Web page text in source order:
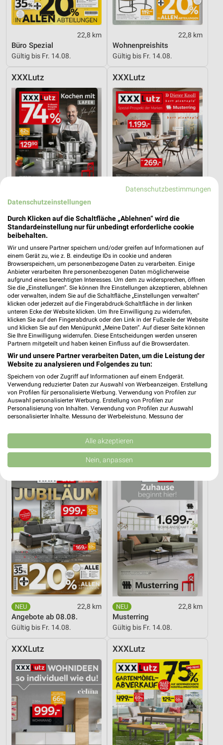
22,8 km
Büro Spezial
Gültig bis Fr. 14.08.
22,8 km
Wohnenpreishits
Gültig bis Fr. 14.08.
XXXLutz
22,8 km
Angebote ab 08.08.
Gültig bis Fr. 14.08.
XXXLutz
22,8 km
Gültig bis Fr. 21.08.
Opti Wohnwelt
22,1 km
XXXLutz
22,8 km
Gültig bis Fr. 21.08.
22,8 km
Angebote ab 08.08.
Gültig bis Fr. 14.08.
XXXLutz
22,8 km
Musterring
Gültig bis Fr. 14.08.
XXXLutz XXXLutz
Datenschutzbestimmungen
Datenschutzeinstellungen
Durch Klicken auf die Schaltfläche „Ablehnen“ wird die
Standardeinstellung nur für unbedingt erforderliche cookie
beibehalten.
Wir und unsere Partner speichern und/oder greifen auf Informationen auf
einem Gerät zu, wie z. B. eindeutige IDs in cookie und anderen
Browserspeichern, um personenbezogene Daten zu verarbeiten. Einige
Anbieter verarbeiten Ihre personenbezogenen Daten möglicherweise
aufgrund eines berechtigten Interesses. Um dem zu widersprechen, öffnen
Sie die „Einstellungen“. Sie können Ihre Einstellungen akzeptieren, ablehnen
oder verwalten, indem Sie auf die Schaltfläche „Einstellungen verwalten“
klicken oder jederzeit auf die Fingerabdruck-Schaltfläche in der linken
unteren Ecke der Website klicken. Um Ihre Einwilligung zu widerrufen,
klicken Sie auf den Fingerabdruck oder den Link in der Fußzeile der Website
und klicken Sie auf den Menüpunkt „Meine Daten“. Auf dieser Seite können
Sie Ihre Einwilligung widerrufen. Diese Entscheidungen werden unseren
Partnern mitgeteilt und haben keinen Einfluss auf die Browserdaten.
Wir und unsere Partner verarbeiten Daten, um die Leistung der
Website zu analysieren und Folgendes zu tun:
Speichern von oder Zugriff auf Informationen auf einem Endgerät.
Verwendung reduzierter Daten zur Auswahl von Werbeanzeigen. Erstellung
von Profilen für personalisierte Werbung. Verwendung von Profilen zur
Auswahl personalisierter Werbung. Erstellung von Profilen zur
Personalisierung von Inhalten. Verwendung von Profilen zur Auswahl
personalisierter Inhalte. Messung der Werbeleistung. Messung der
Kombinationen von Daten aus verschiedenen Quellen. Entwicklung und
Verbesserung der Angebote. Verwendung reduzierter Daten zur Auswahl
von Inhalten.
Daten können außerhalb der Europäischen Union weitergegeben und in die
USA gesendet werden.
Website/App.
Partnerliste anzeigen (1 IAB-Anbieter)
Wir nutzen Ihre Daten für folgende Zwecke:
IAB-Verarbeitungszwecke:
Speichern von oder Zugriff auf Informationen
auf einem Endgerät
Verwendung reduzierter Daten zur Auswahl von
Werbeanzeigen
Erstellung von Profilen für personalisierte
Werbung
Verwendung von Profilen zur Auswahl
personalisierter Werbung
Erstellung von Profilen zur Personalisierung
von Inhalten
Verwendung von Profilen zur Auswahl
personalisierter Inhalte
Messung der Werbeleistung
Messung der Performance von Inhalten
Alle akzeptieren
Nein, anpassen